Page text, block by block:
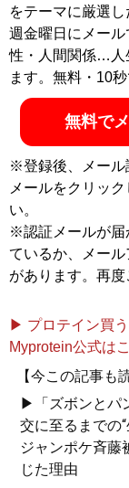
をテーマに厳選
週金曜日にメール
性・人間関係…人
ます。無料・10秒
無料で
※登録後、メール
メールをクリッ
い。
※認証メールが届
ているか、メー
があります。再度
▶ プロテイン買う
Myprotein公式は
【今この記事も
▶「ズボンとパ
交に至るまでの
ジャンポケ斉藤
じた理由